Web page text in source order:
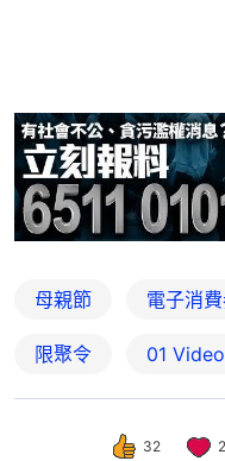
母親節 電子消
限聚令 01 Video
32 2